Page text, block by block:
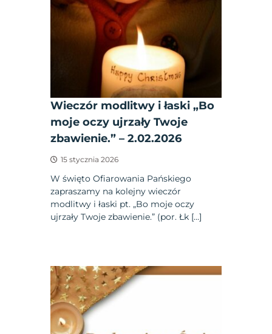
Wieczór modlitwy i łaski „Bo
moje oczy ujrzały Twoje
zbawienie.” – 2.02.2026
15 stycznia 2026
W święto Ofiarowania Pańskiego
zapraszamy na kolejny wieczór
modlitwy i łaski pt. „Bo moje oczy
ujrzały Twoje zbawienie.” (por. Łk […]